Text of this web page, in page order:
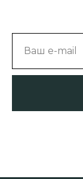
Ваш e-mail